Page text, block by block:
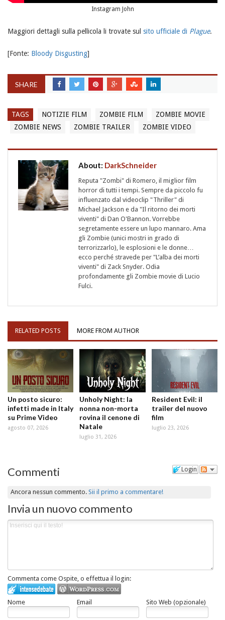
Instagram John
Maggiori dettagli sulla pellicola li trovate sul sito ufficiale di Plague.
[Fonte: Bloody Disgusting]
SHARE
TAGS NOTIZIE FILM ZOMBIE FILM
ZOMBIE MOVIE
ZOMBIE NEWS
ZOMBIE TRAILER ZOMBIE VIDEO
About: DarkSchneider
Reputa "Zombi" di Romero, il miglior film
horror di tutti i tempi. Sempre da piccolo fu
influenzato dal videoclip "Thriller" di
Michael Jackson e da "Il ritorno dei morti
viventi" di Dan O'Bannon. Vorrebbe
segretamente essere un lupo mannaro. Ama
gli Zombie (unici mostri in grado di
terrorizzarlo), le esplosioni e le donne…
ecco perché stravede per "L’alba dei morti
viventi" di Zack Snyder. Odia
profondamente gli Zombie movie di Lucio
Fulci.
RELATED POSTS MORE FROM AUTHOR
Un posto sicuro:
infetti made in Italy
su Prime Video
agosto 07, 2026
Unholy Night: la
nonna non-morta
rovina il cenone di
Natale
luglio 31, 2026
Resident Evil: il
trailer del nuovo
film
luglio 23, 2026
Login
Commenti
Ancora nessun commento.Sii il primo a commentare!
Invia un nuovo commento
Commenta come Ospite, o effettua il login:
Nome Email Sito Web (opzionale)